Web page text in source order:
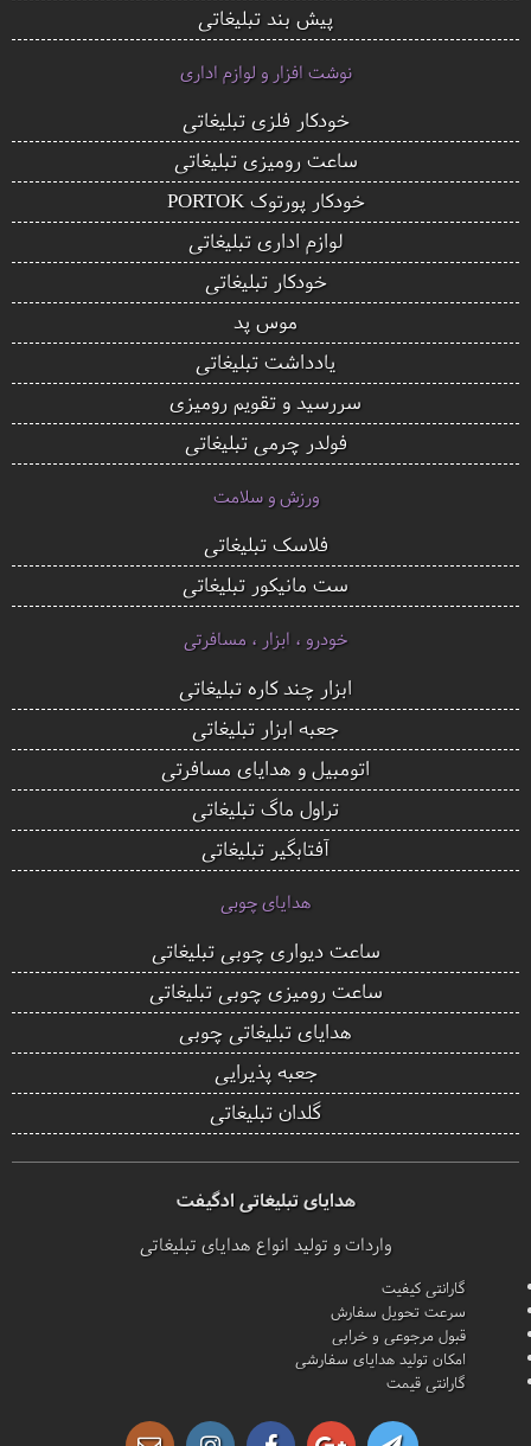
پیش بند تبلیغاتی
نوشت افزار و لوازم اداری
خودکار فلزی تبلیغاتی
ساعت رومیزی تبلیغاتی
خودکار پورتوک PORTOK
لوازم اداری تبلیغاتی
خودکار تبلیغاتی
موس پد
یادداشت تبلیغاتی
سررسید و تقویم رومیزی
فولدر چرمی تبلیغاتی
ورزش و سلامت
فلاسک تبلیغاتی
ست مانیکور تبلیغاتی
خودرو ، ابزار ، مسافرتی
ابزار چند کاره تبلیغاتی
جعبه ابزار تبلیغاتی
اتومبیل و هدایای مسافرتی
تراول ماگ تبلیغاتی
آفتابگیر تبلیغاتی
هدایای چوبی
ساعت دیواری چوبی تبلیغاتی
ساعت رومیزی چوبی تبلیغاتی
هدایای تبلیغاتی چوبی
جعبه پذیرایی
گلدان تبلیغاتی
هدایای تبلیغاتی ادگیفت
واردات و تولید انواع هدایای تبلیغاتی
گارانتی کیفیت
سرعت تحویل سفارش
قبول مرجوعی و خرابی
امکان تولید هدایای سفارشی
گارانتی قیمت